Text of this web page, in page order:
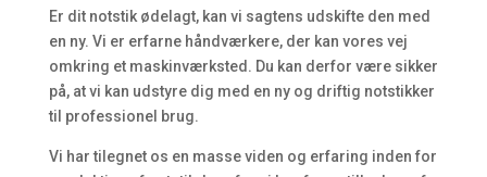
Er dit notstik ødelagt, kan vi sagtens udskifte den med
en ny. Vi er erfarne håndværkere, der kan vores vej
omkring et maskinværksted. Du kan derfor være sikker
på, at vi kan udstyre dig med en ny og driftig notstikker
til professionel brug.
​Vi har tilegnet os en masse viden og erfaring inden for